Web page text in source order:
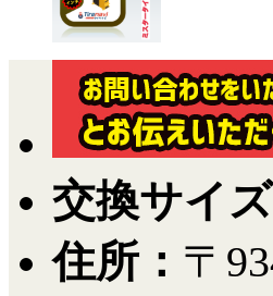
交換サイズ
住所： 〒